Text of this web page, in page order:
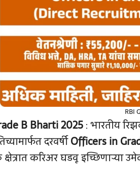
RBI
B Bharti 2025: भारतीय
दरवर्षीOfficers in
करिअर घडवू इच्छिणाऱ्या